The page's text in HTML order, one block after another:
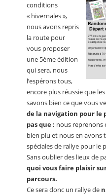
conditions
« hivernales »,
nous avons repris
la route pour
vous proposer
une 5ème édition
qui sera, nous
l’espérons tous,
encore plus réussie que
savons bien ce que vous
de la navigation pour le
pas que : nous reprenons
bien plu et nous en avons
spéciales de rallye pour le
Sans oublier des lieux de
quoi vous faire plaisir
parcours.
Ce sera donc un rallye de